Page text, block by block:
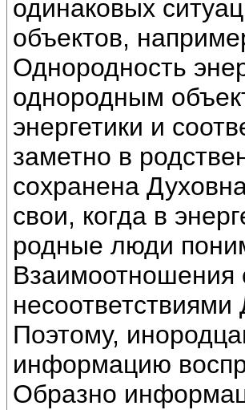
одинаковых
объектов,
Однородность
однородным
энергетики и
заметно в
сохранена
свои, когда в
родные люди
Взаимоотношения
Поэтому,
информацию
Образно